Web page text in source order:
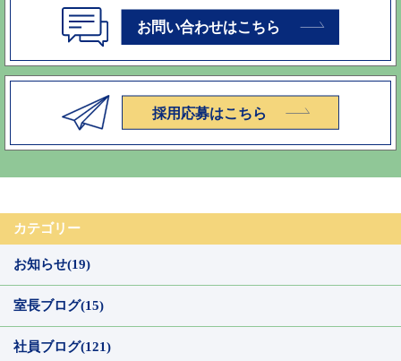
カテゴリー
お知らせ(19)
室長ブログ(15)
社員ブログ(121)